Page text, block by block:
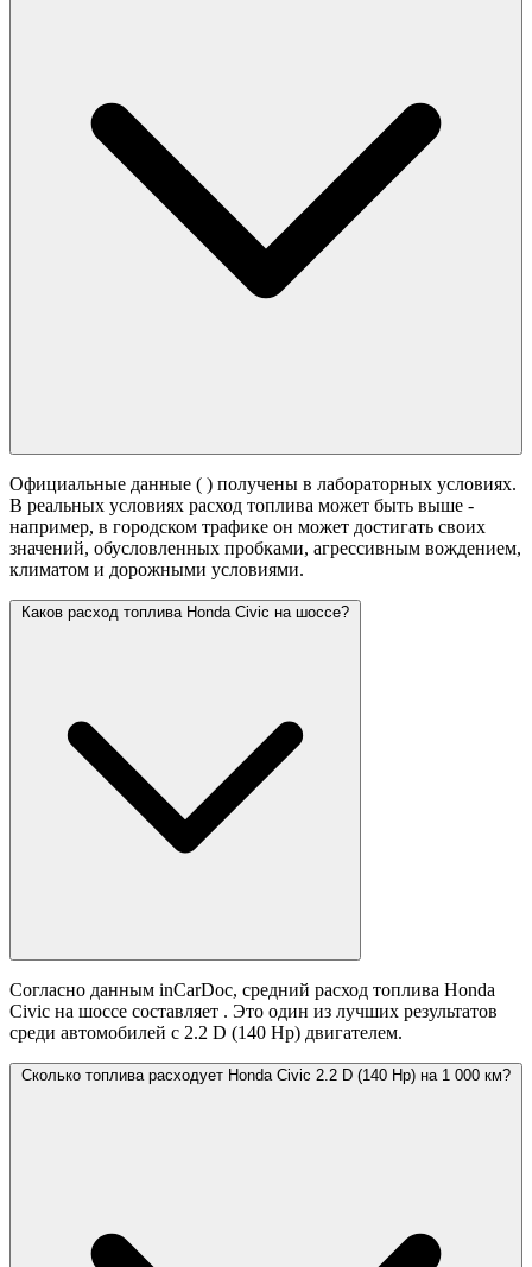
Официальные данные ( ) получены в лабораторных условиях.
В реальных условиях расход топлива может быть выше -
например, в городском трафике он может достигать своих
значений, обусловленных пробками, агрессивным вождением,
климатом и дорожными условиями.
Каков расход топлива Honda Civic на шоссе?
Согласно данным inCarDoc, средний расход топлива Honda
Civic на шоссе составляет . Это один из лучших результатов
среди автомобилей с 2.2 D (140 Hp) двигателем.
Сколько топлива расходует Honda Civic 2.2 D (140 Hp) на 1 000 км?